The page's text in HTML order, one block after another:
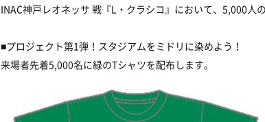
INAC神戸レオネッサ 戦『L・クラシコ』において、5,000
■プロジェクト第1弾！スタジアムをミドリに染めよう！
来場者先着5,000名に緑のTシャツを配布します。